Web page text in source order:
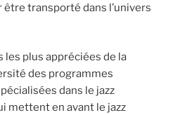
transporté dans l’univers
plus appréciées de la
des programmes
dans le jazz
mettent en avant le jazz